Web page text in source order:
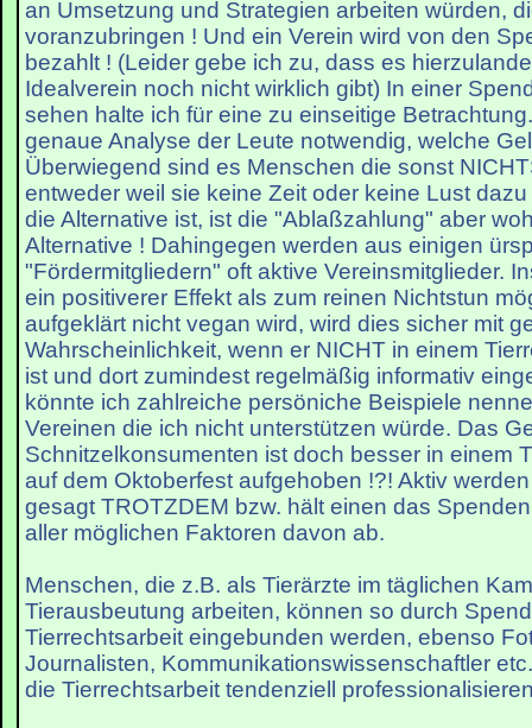
an Umsetzung und Strategien arbeiten würden,
voranzubringen ! Und ein Verein wird von den
bezahlt ! (Leider gebe ich zu, dass es
Idealverein noch nicht wirklich gibt) In einer
sehen halte ich für eine zu einseitige
genaue Analyse der Leute notwendig, welche
Überwiegend sind es Menschen die sonst
entweder weil sie keine Zeit oder keine Lust
die Alternative ist, ist die "Ablaßzahlung" aber
Alternative ! Dahingegen werden aus einigen
"Fördermitgliedern" oft aktive Vereinsmitglieder.
ein positiverer Effekt als zum reinen Nichtstun
aufgeklärt nicht vegan wird, wird dies sicher mit
Wahrscheinlichkeit, wenn er NICHT in einem
ist und dort zumindest regelmäßig informativ
könnte ich zahlreiche persöniche Beispiele
Vereinen die ich nicht unterstützen würde. Das
Schnitzelkonsumenten ist doch besser in einem
auf dem Oktoberfest aufgehoben !?! Aktiv
gesagt TROTZDEM bzw. hält einen das
aller möglichen Faktoren davon ab.
Menschen, die z.B. als Tierärzte im täglichen
Tierausbeutung arbeiten, können so durch
Tierrechtsarbeit eingebunden werden, ebenso
Journalisten, Kommunikationswissenschaftler
die Tierrechtsarbeit tendenziell